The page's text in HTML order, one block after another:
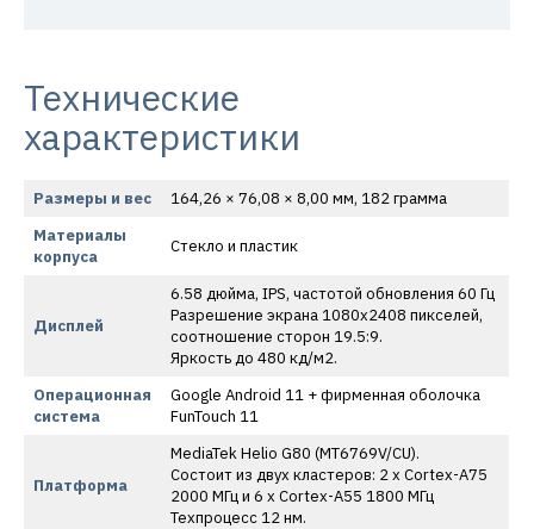
Технические
характеристики
Размеры и вес
164,26 × 76,08 × 8,00 мм, 182 грамма
Материалы
корпуса
Стекло и пластик
Дисплей
6.58 дюйма, IPS, частотой обновления 60 Гц
Разрешение экрана 1080х2408 пикселей,
соотношение сторон 19.5:9.
Яркость до 480 кд/м2.
Операционная
система
Google Android 11 + фирменная оболочка
FunTouch 11
Платформа
MediaTek Helio G80 (MT6769V/CU).
Состоит из двух кластеров: 2 x Cortex-A75
2000 МГц и 6 x Cortex-A55 1800 МГц
Техпроцесс 12 нм.